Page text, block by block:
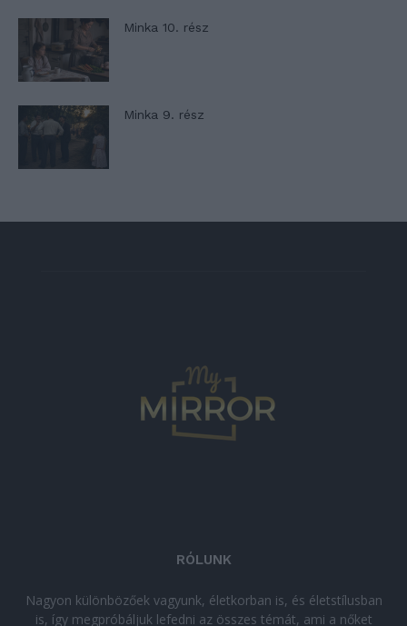
Minka 10. rész
Minka 9. rész
RÓLUNK
Nagyon különbözőek vagyunk, életkorban is, és életstílusban
is, így megpróbáljuk lefedni az összes témát, ami a nőket